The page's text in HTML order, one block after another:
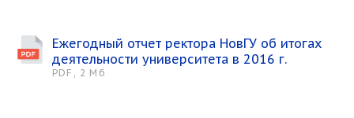
Ежегодный отчет ректора НовГУ об итогах
деятельности университета в 2016 г.
PDF, 2 Мб